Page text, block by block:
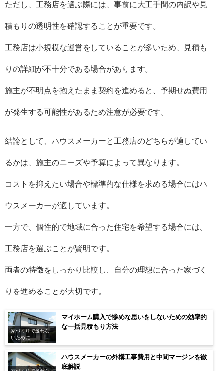
ただし、工務店を選ぶ際には、事前に大工手間の内訳や見
積もりの透明性を確認することが重要です。
工務店は小規模な運営をしていることが多いため、見積も
りの詳細が不十分である場合があります。
施主が不明点を抱えたまま契約を進めると、予期せぬ費用
が発生する可能性があるため注意が必要です。
結論として、ハウスメーカーと工務店のどちらが適してい
るかは、施主のニーズや予算によって異なります。
コストを抑えたい場合や標準的な仕様を求める場合にはハ
ウスメーカーが適しています。
一方で、個性的で地域に合った住宅を希望する場合には、
工務店を選ぶことが賢明です。
両者の特徴をしっかり比較し、自分の理想に合った家づく
りを進めることが大切です。
家づくりで迷わな
いために
マイホーム購入で惨めな思いをしないための効率的
な一括見積もり方法
ハウスメーカーの外構工事費用と中間マージンを徹
底解説